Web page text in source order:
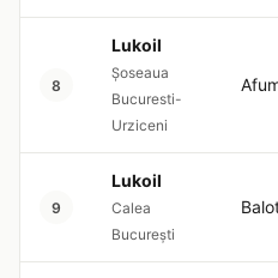
8
Lukoil
Şoseaua
Bucuresti-
Urziceni
9
Lukoil
Calea
București